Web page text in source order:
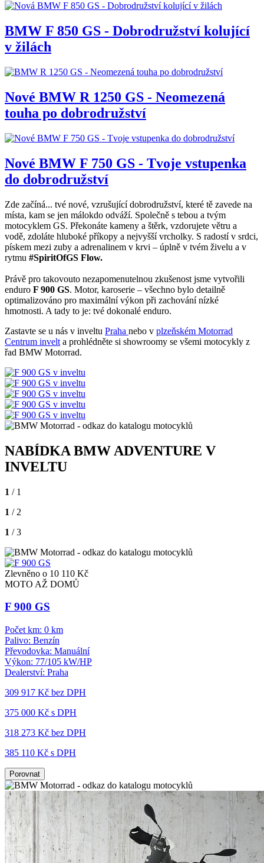
BMW F 850 GS - Dobrodružství kolující
v žilách
Nové BMW R 1250 GS - Neomezená
touha po dobrodružství
Nové BMW F 750 GS - Tvoje vstupenka
do dobrodružství
Zde začíná... tvé nové, vzrušující dobrodružství, které tě zavede na
místa, kam se jen málokdo odváží. Společně s tebou a tvým
motocyklem GS. Překonáte kameny a štěrk, vzdorujete větru a
vodě, zdoláte hluboké příkopy a nejvyšší vrcholky. S radostí v srdci,
pískem mezi zuby a adrenalinem v krvi – úplně v tvém živelu a v
rytmu #SpiritOfGS Flow.
Právě pro takovouto nezapomenutelnou zkušenost jsme vytvořili
enduro F 900 GS. Motor, karoserie – všechno bylo detailně
optimalizováno pro maximální výkon při zachování nízké
hmotnosti. A tady to je: tvé dokonalé enduro.
Zastavte se u nás v inveltu Praha nebo v plzeňském Motorrad
Centrum invelt a prohlédněte si showroomy se všemi motocykly z
řad BMW Motorrad.
NABÍDKA BMW ADVENTURE V
INVELTU
1 / 1
1 / 2
1 / 3
Zlevněno o 10 110 Kč
MOTO AŽ DOMŮ
F 900 GS
Počet km: 0 km
Palivo: Benzín
Převodovka: Manuální
Výkon: 77/105 kW/HP
Dealerství: Praha
309 917 Kč bez DPH
375 000 Kč s DPH
318 273 Kč bez DPH
385 110 Kč s DPH
Porovnat